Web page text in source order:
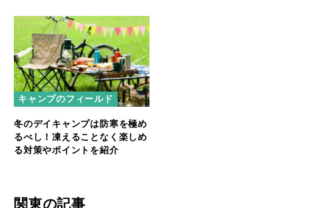
き」デビュー
キャンプのフィールド
冬のデイキャンプは防寒を極め
るべし！凍えることなく楽しめ
る対策やポイントを紹介
関東の記事